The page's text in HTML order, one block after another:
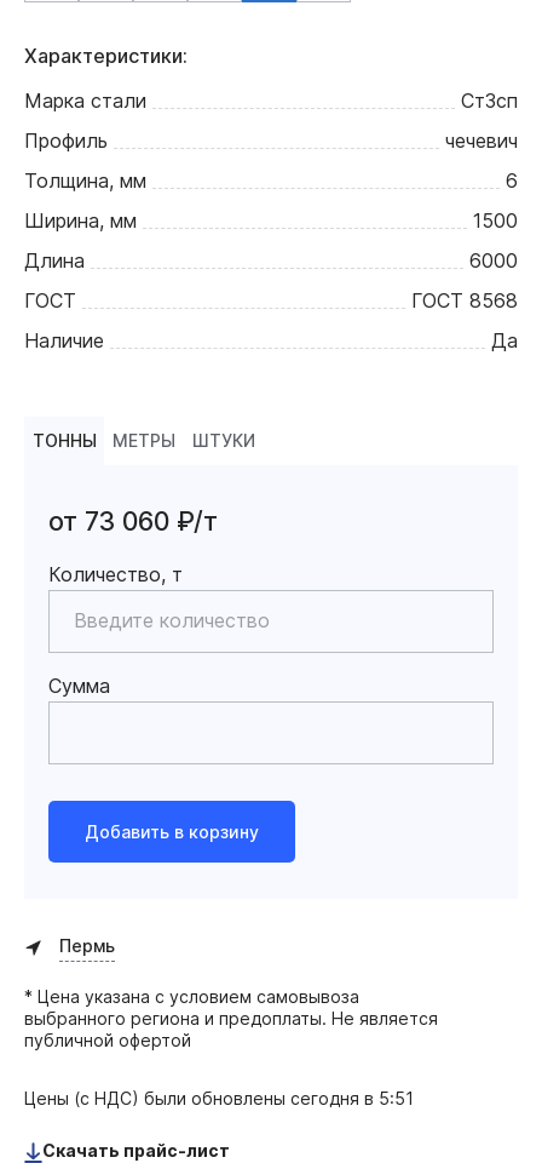
Характеристики:
Марка стали
Ст3сп
Профиль
чечевич
Толщина, мм
6
Ширина, мм
1500
Длина
6000
ГОСТ
ГОСТ 8568
Наличие
Да
ТОННЫ МЕТРЫ ШТУКИ
от 73 060 ₽/т
Количество, т
Сумма
Добавить в корзину
Пермь
* Цена указана с условием самовывоза
выбранного региона и предоплаты. Не является
публичной офертой
Цены (с НДС) были обновлены сегодня в 5:51
Скачать прайс-лист